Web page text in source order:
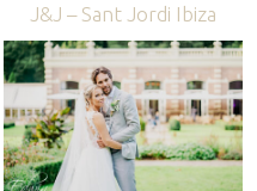
J&J – Sant Jordi Ibiza